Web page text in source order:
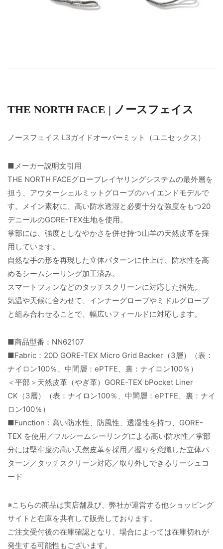
THE NORTH FACE | ノースフェイス
ノースフェイス L3ガイドオーバーミット（ユニセックス）
■メーカー説明文引用
THE NORTH FACEグローブレイヤリングシステムの最外層を
担う、アウターシェルミットグローブのハイエンドモデルで
す。メイン素材に、高い防水透湿と必要十分な強度をもつ20
デニールのGORE-TEX生地を使用。
掌部には、強度としなやかさを併せ持つ山羊の天然皮革を採
用しています。
自然な手の形を再現した立体パターンに仕上げ、防水性を高
めるシームシーリング加工済み。
スマートフォンなどのタッチスクリーンに対応した指先。
気温や天候に合わせて、インナーグローブやミドルグローブ
と組み合わせることで、幅広いフィールドに対応します。
■商品型番：NN62107
■Fabric：20D GORE-TEX Micro Grid Backer（3層）（表：
ナイロン100％、中間層：ePTFE、裏：ナイロン100％）
＜平部＞天然皮革（やぎ革）GORE-TEX bPocket Liner
CK（3層）（表：ナイロン100％、中間層：ePTFE、裏：ナイ
ロン100％）
■Function：高い防水性、防風性、透湿性を持つ、GORE-
TEX を使用／フルシームシーリングによる高い防水性／掌部
分には堅牢度の高い天然皮革を採用／握りを意識した立体パ
ターン／タッチスクリーン対応／取り外しできるリーシュコ
ード
※こちらの商品は実店舗及び、弊社が運営する他ショッピング
サイトと在庫を共有して販売しております。
ご注文受付後の在庫確認となり、場合によっては在庫切れが
発生する可能性もございます。